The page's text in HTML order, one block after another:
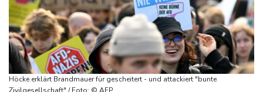
Waldbrände in Kanada
Niedersachsen: Splittergranate aus Zweitem Weltkrieg in
Einfamilienhaus entdeckt
Commerzbank meldet Rekordergebnis - Gespräche mit Unicredit
stehen an
Höcke erklärt Brandmauer für gescheitert - und attackiert "bunte